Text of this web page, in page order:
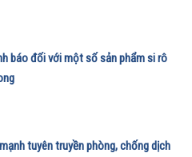
báo đối với một số sản phẩm si rô
tuyên truyền phòng, chống dịch